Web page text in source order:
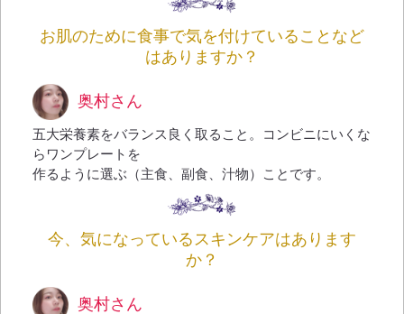
お肌のために食事で気を付けていることなど
はありますか？
奥村さん
五大栄養素をバランス良く取ること。コンビニにいくな
らワンプレートを
作るように選ぶ（主食、副食、汁物）ことです。
今、気になっているスキンケアはあります
か？
奥村さん